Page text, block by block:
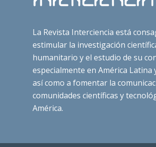
La Revista Interciencia está
estimular la investigación
humanitario y el estudio de su
especialmente en América Latina
así como a fomentar la
comunidades científicas y
América.